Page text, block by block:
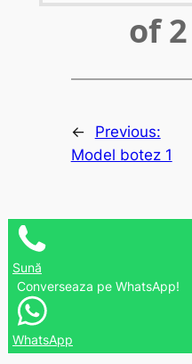
of2
←
Previous:
Model botez 1
Sună
Converseaza pe WhatsApp!
WhatsApp